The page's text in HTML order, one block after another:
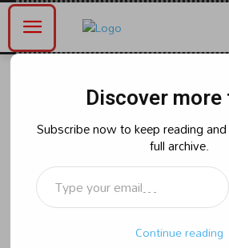
ఈవీఎంను పిన్నెల్లి
వీడియోను తాము
సి ఈ ఓ ముకేశ్
తెలిపారు.
Discover more
Subscribe now to keep reading
full archive.
Type your email…
Continue reading